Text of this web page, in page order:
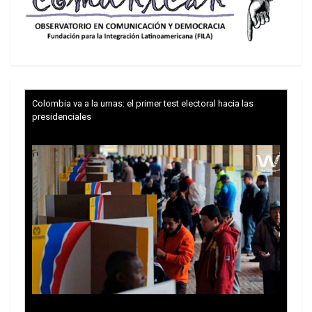
Era la demostración de que el poder no se usa
para aplastar, sino para construir y un jugador de
(Xinhua/Marcos Salgado)
Colombia va a la urnas: el primer test electoral hacia las
presidenciales